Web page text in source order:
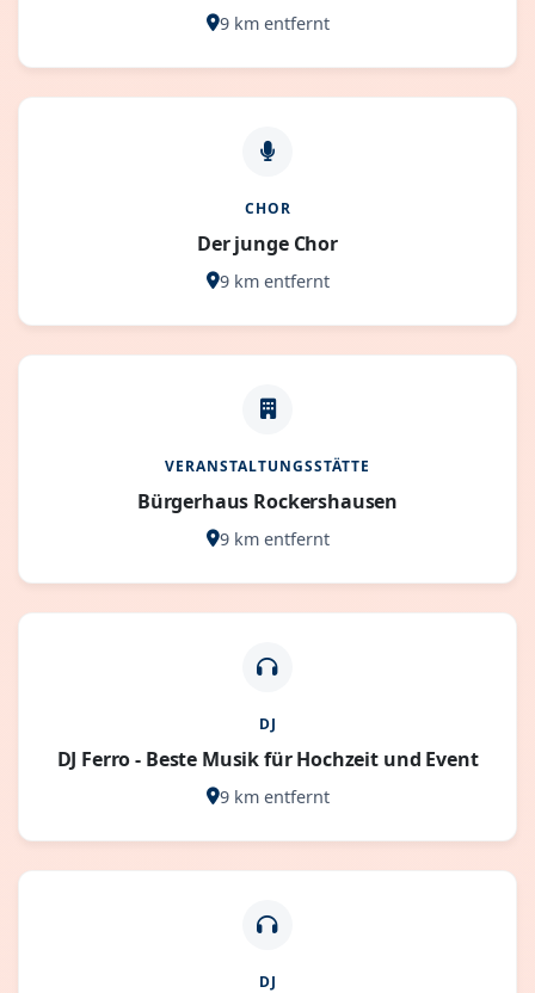
9 km entfernt
CHOR
Der junge Chor
9 km entfernt
VERANSTALTUNGSSTÄTTE
Bürgerhaus Rockershausen
9 km entfernt
DJ
DJ Ferro - Beste Musik für Hochzeit und Event
9 km entfernt
DJ